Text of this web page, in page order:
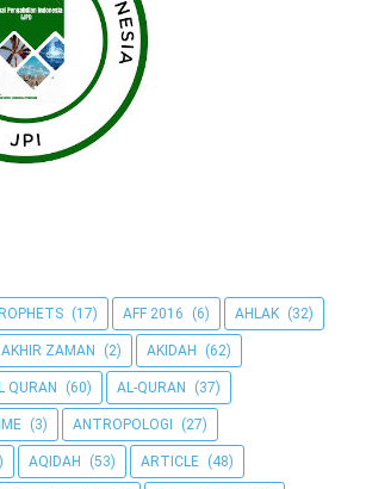
(17) AFF 2016 (6) AHLAK (32)
AKHIR ZAMAN (2) AKIDAH (62)
QURAN (60) AL-QURAN (37)
(3) ANTROPOLOGI (27)
AQIDAH (53) ARTICLE (48)